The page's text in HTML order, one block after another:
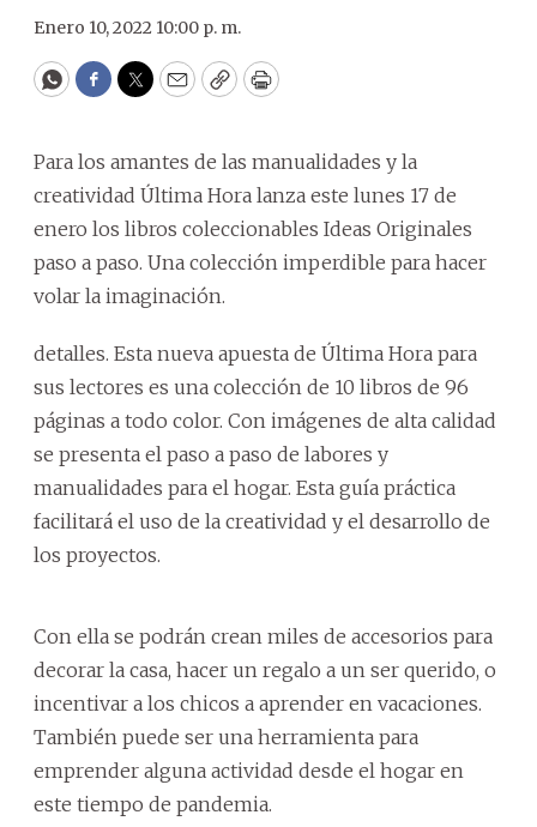
Enero 10, 2022 10:00 p. m.
WhatsApp
Facebook
Twitter
EmailCopyPrint
Para los amantes de las manualidades y la
creatividad Última Hora lanza este lunes 17 de
enero los libros coleccionables Ideas Originales
paso a paso. Una colección imperdible para hacer
volar la imaginación.
detalles. Esta nueva apuesta de Última Hora para
sus lectores es una colección de 10 libros de 96
páginas a todo color. Con imágenes de alta calidad
se presenta el paso a paso de labores y
manualidades para el hogar. Esta guía práctica
facilitará el uso de la creatividad y el desarrollo de
los proyectos.
Con ella se podrán crean miles de accesorios para
decorar la casa, hacer un regalo a un ser querido, o
incentivar a los chicos a aprender en vacaciones.
También puede ser una herramienta para
emprender alguna actividad desde el hogar en
este tiempo de pandemia.